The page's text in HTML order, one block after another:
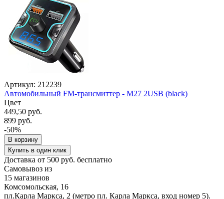
Артикул: 212239
Автомобильный FM-трансмиттер - M27 2USB (black)
Цвет
449,50 руб.
899 руб.
-50%
В корзину
Купить в один клик
Доставка от 500 руб. бесплатно
Самовывоз из
15 магазинов
Комсомольская, 16
пл.Карла Маркса, 2 (метро пл. Карла Маркса, вход номер 5).